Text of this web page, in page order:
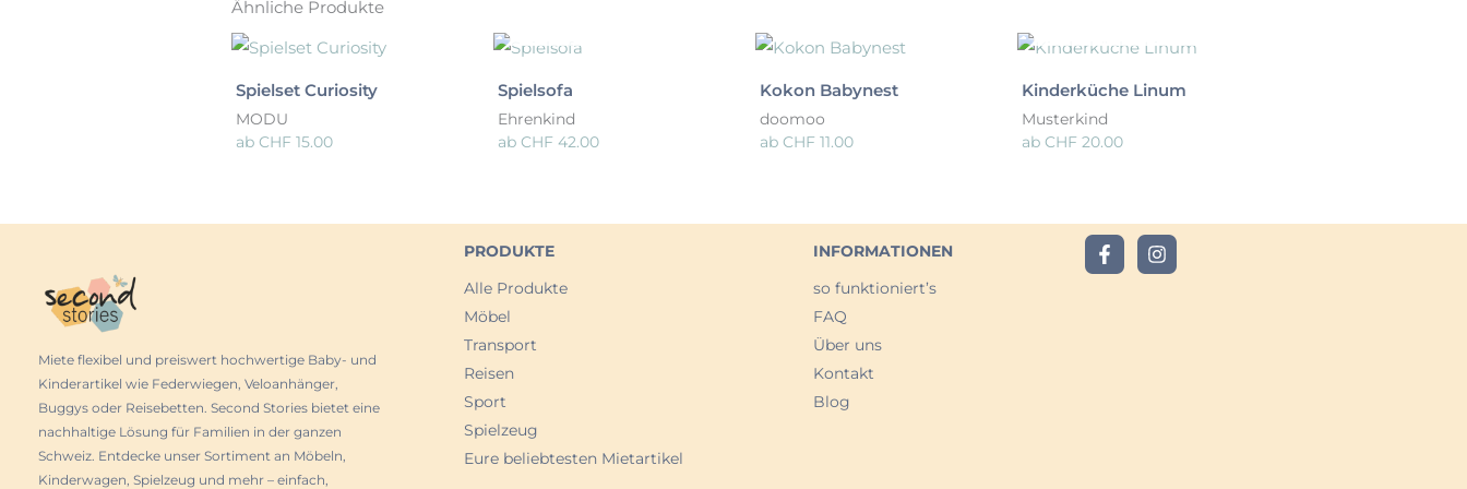
Ähnliche Produkte
Spielset Curiosity
MODU
ab CHF 15.00
Spielsofa
Ehrenkind
ab CHF 42.00
Kokon Babynest
doomoo
ab CHF 11.00
Kinderküche Linum
Musterkind
ab CHF 20.00
Miete flexibel und preiswert hochwertige Baby- und
Kinderartikel wie Federwiegen, Veloanhänger,
Buggys oder Reisebetten. Second Stories bietet eine
nachhaltige Lösung für Familien in der ganzen
Schweiz. Entdecke unser Sortiment an Möbeln,
Kinderwagen, Spielzeug und mehr – einfach,
PRODUKTE
Alle Produkte
Möbel
Transport
Reisen
Sport
Spielzeug
Eure beliebtesten Mietartikel
INFORMATIONEN
so funktioniert’s
FAQ
Über uns
Kontakt
Blog